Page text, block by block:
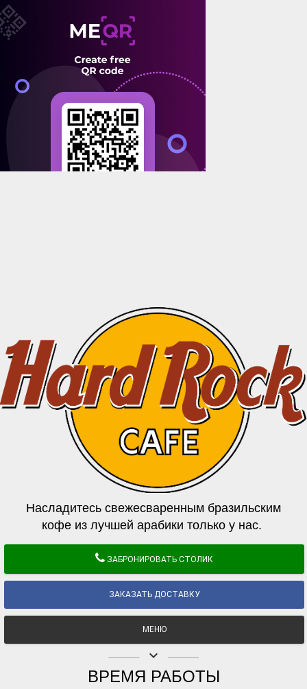
Насладитесь свежесваренным бразильским
кофе из лучшей арабики только у нас.
ЗАБРОНИРОВАТЬ СТОЛИК
ЗАКАЗАТЬ ДОСТАВКУ
МЕНЮ
keyboard_arrow_down
ВРЕМЯ РАБОТЫ